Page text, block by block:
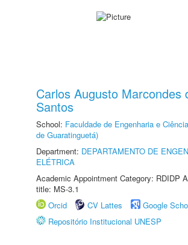
Carlos Augusto Marcondes
Santos
School: Faculdade de Engenharia e
de Guaratinguetá)
Department: DEPARTAMENTO DE
ELÉTRICA
Academic Appointment Category: RDIDP
title: MS-3.1
Orcid
CV Lattes
Google
Repositório Institucional UNESP